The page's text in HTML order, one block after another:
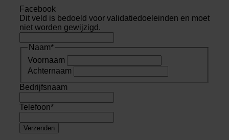
Facebook
Dit veld is bedoeld voor validatiedoeleinden en moet
niet worden gewijzigd.
Naam*
Voornaam
Achternaam
Bedrijfsnaam
Telefoon*